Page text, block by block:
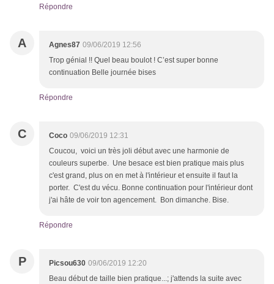
Répondre
A Agnes87 09/06/2019 12:56
Trop génial !! Quel beau boulot ! C’est super bonne
continuation Belle journée bises
Répondre
C Coco 09/06/2019 12:31
Coucou, voici un très joli début avec une harmonie de
couleurs superbe. Une besace est bien pratique mais plus
c'est grand, plus on en met à l'intérieur et ensuite il faut la
porter. C'est du vécu. Bonne continuation pour l'intérieur dont
j'ai hâte de voir ton agencement. Bon dimanche. Bise.
Répondre
P Picsou630 09/06/2019 12:20
Beau début de taille bien pratique...; j'attends la suite avec